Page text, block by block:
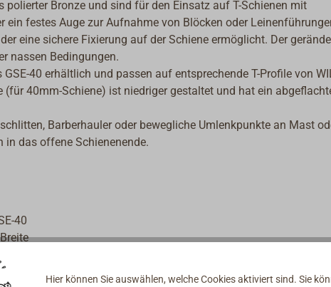
polierter Bronze und sind für den Einsatz auf T-Schienen mit
ein festes Auge zur Aufnahme von Blöcken oder
eine sichere Fixierung auf der Schiene ermöglicht. Der
nassen Bedingungen.
40 erhältlich und passen auf entsprechende T-Profile von
40mm-Schiene) ist niedriger gestaltet und hat ein
Barberhauler oder bewegliche Umlenkpunkte an Mast
in das offene Schienenende.
40
für die Leinenführung
Griff
Hier können Sie auswählen, welche Cookies aktiviert sind. Sie